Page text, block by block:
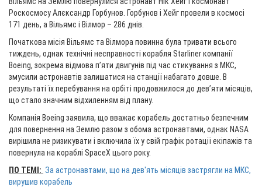
Роскосмосу Алєксандр Горбунов. Горбунов і Хейг провели в космосі
171 день, а Вільямс і Вілмор – 286 днів.
Початкова місія Вільямс та Вілмора повинна була тривати всього
тиждень, однак технічні несправності корабля Starliner компанії
Boeing, зокрема відмова п’яти двигунів під час стикування з МКС,
змусили астронавтів залишатися на станції набагато довше. В
результаті їх перебування на орбіті продовжилося до дев’яти місяців,
що стало значним відхиленням від плану.
Компанія Boeing заявила, що вважає корабель достатньо безпечним
для повернення на Землю разом з обома астронавтами, однак NASA
вирішила не ризикувати і включила їх у свій графік ротації екіпажів та
повернула на кораблі SpaceX цього року.
ПО ТЕМІ: За астронавтами, що на дев'ять місяців застрягли на МКС,
вирушив корабель